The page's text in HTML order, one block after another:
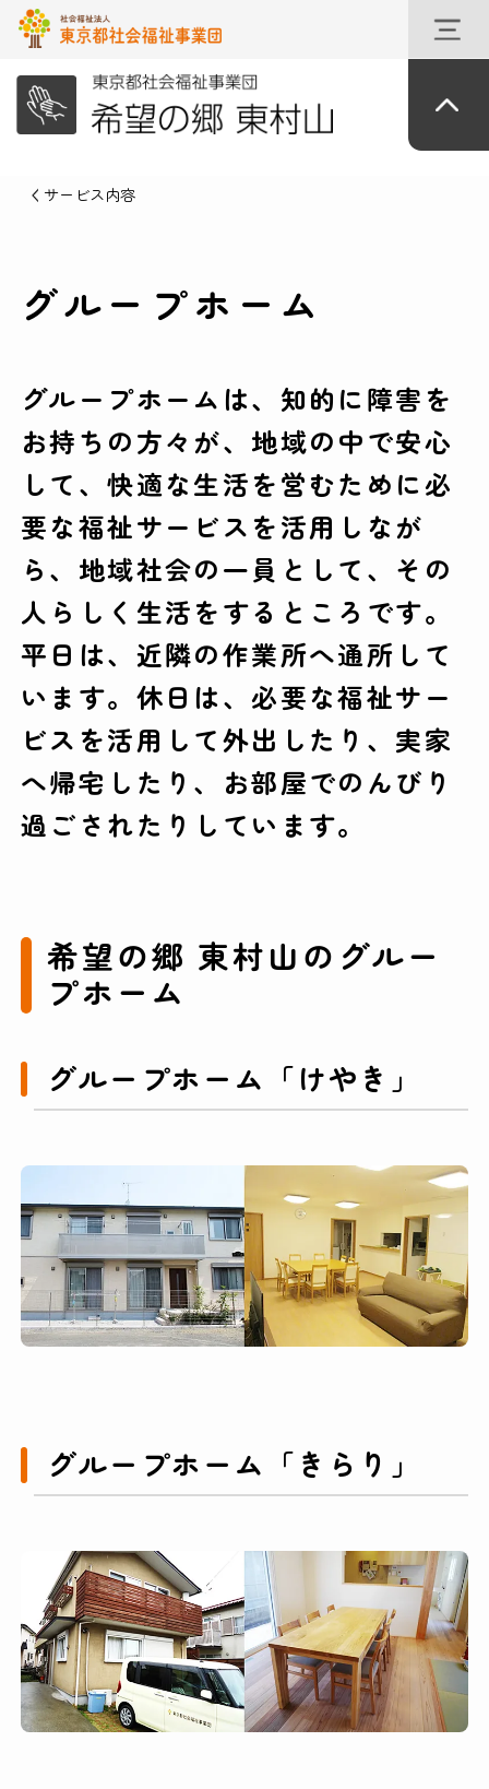
サービス内容
グループホーム
グループホームは、知的に障害を
お持ちの方々が、地域の中で安心
して、快適な生活を営むために必
要な福祉サービスを活用しなが
ら、地域社会の一員として、その
人らしく生活をするところです。
平日は、近隣の作業所へ通所して
います。休日は、必要な福祉サー
ビスを活用して外出したり、実家
へ帰宅したり、お部屋でのんびり
過ごされたりしています。
希望の郷 東村山のグルー
プホーム
グループホーム「けやき」
グループホーム「きらり」